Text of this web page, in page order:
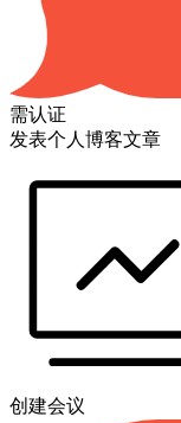
需认证
发表个人博客文章
创建会议